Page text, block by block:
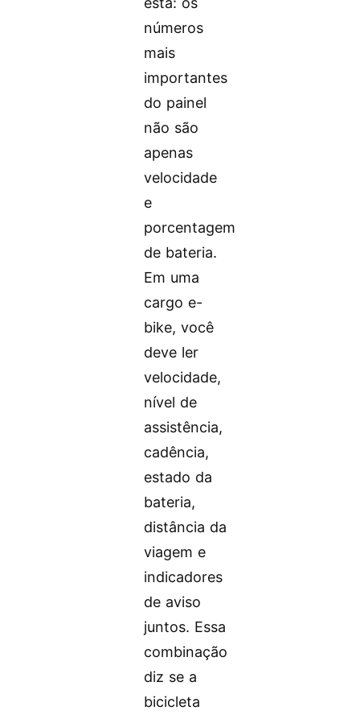
números
mais
importantes
do painel
não são
apenas
velocidade
e
porcentagem
de bateria.
Em uma
cargo e-
bike, você
deve ler
velocidade,
nível de
assistência,
cadência,
estado da
bateria,
distância da
viagem e
indicadores
de aviso
juntos. Essa
combinação
diz se a
bicicleta